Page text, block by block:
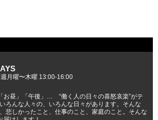
月曜〜木曜 13:00-16:00
お昼」「午後」… “働く人の日々の喜怒哀楽”がテ
ろんな人々の、いろんな日々があります。そんな
悲しかったこと、仕事のこと、家庭のこと。そんな